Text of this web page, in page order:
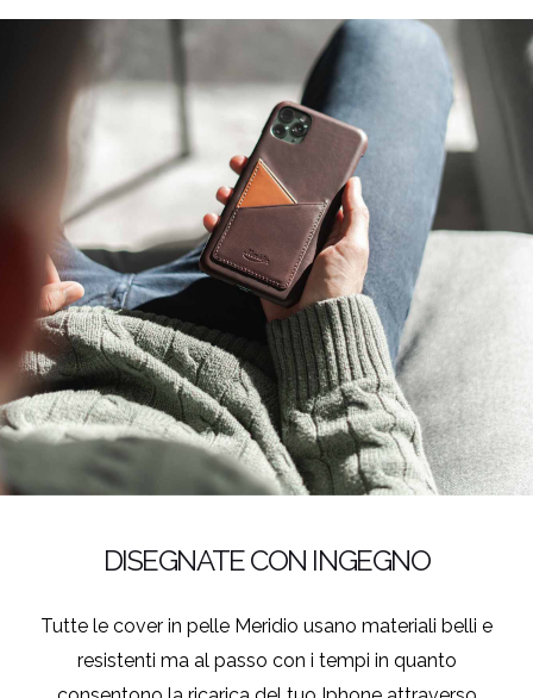
DISEGNATE CON INGEGNO
Tutte le cover in pelle Meridio usano materiali belli e
resistenti ma al passo con i tempi in quanto